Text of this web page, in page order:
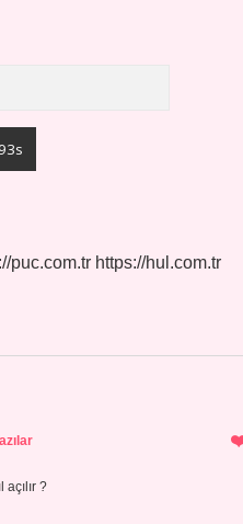
puc.com.tr https://hul.com.tr
?